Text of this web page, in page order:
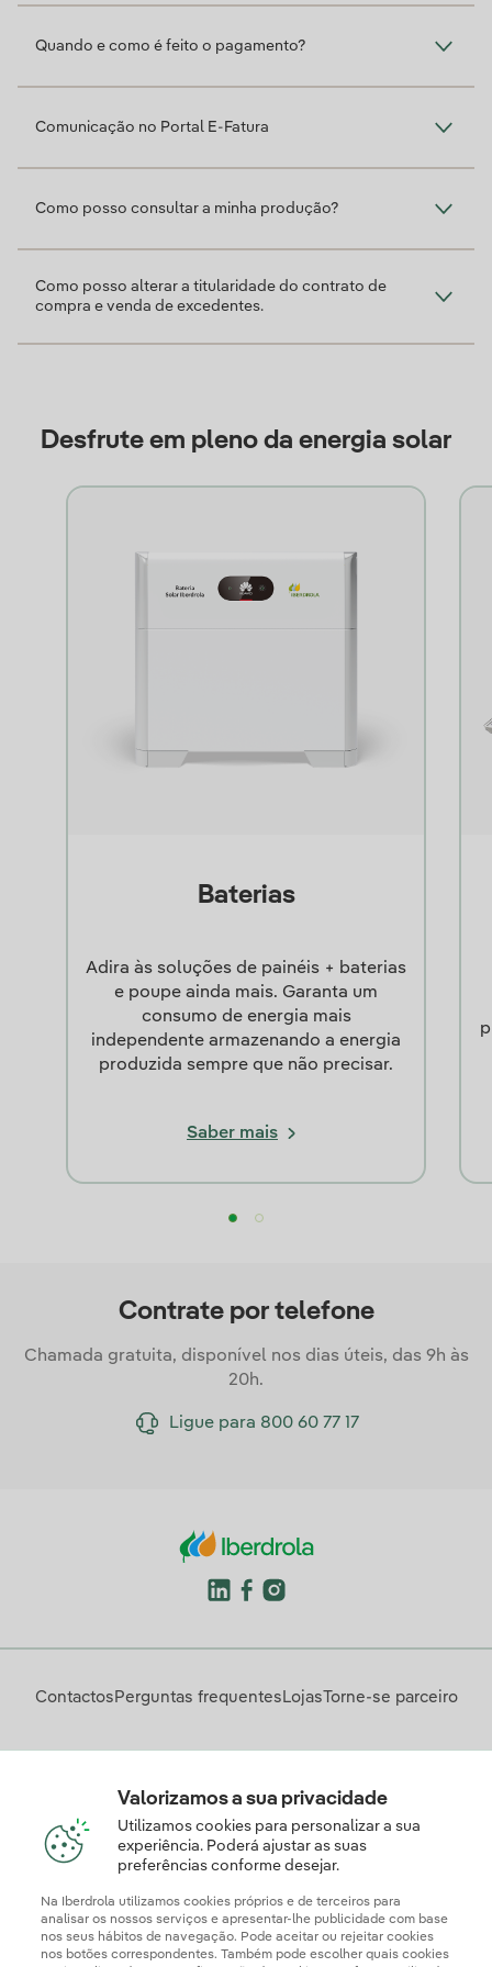
Quando e como é feito o pagamento?
Comunicação no Portal E-Fatura
Como posso consultar a minha produção?
Como posso alterar a titularidade do contrato de
compra e venda de excedentes.
Desfrute em pleno da energia solar
Baterias
Adira às soluções de painéis + baterias
e poupe ainda mais. Garanta um
consumo de energia mais
independente armazenando a energia
produzida sempre que não precisar.
Saber mais
Contrate por telefone
Chamada gratuita, disponível nos dias úteis, das 9h às
20h.
Ligue para 800 60 77 17
Contactos Perguntas frequentes LojasTorne-se parceiro
Valorizamos a sua privacidade
Utilizamos cookies para personalizar a sua
experiência. Poderá ajustar as suas
preferências conforme desejar.
Na Iberdrola utilizamos cookies próprios e de terceiros para
analisar os nossos serviços e apresentar-lhe publicidade com base
nos seus hábitos de navegação. Pode aceitar ou rejeitar cookies
nos botões correspondentes. Também pode escolher quais cookies